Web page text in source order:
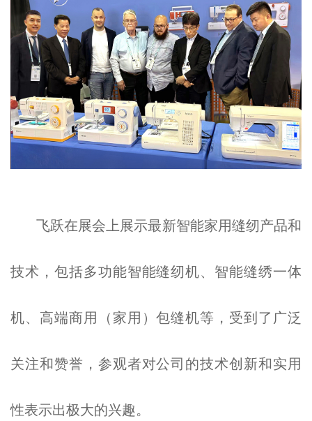
飞跃在展会上展示最新智能家用缝纫产品和
技术，包括多功能智能缝纫机、智能缝绣一体
机、高端商用（家用）包缝机等，受到了广泛
关注和赞誉，参观者对公司的技术创新和实用
性表示出极大的兴趣。